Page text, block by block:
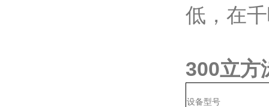
低，在
300立方
设备型号